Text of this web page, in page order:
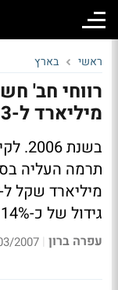
ראשי בארץ
מיליארד ל-253 מליון ש'
בשנת
גידול של כ-14%
עפרה ברון |
13:51